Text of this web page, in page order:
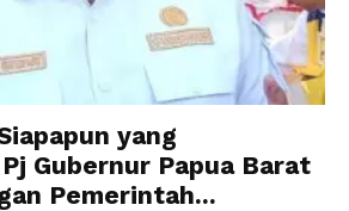
yang
Gubernur Papua Barat
Pemerintah...